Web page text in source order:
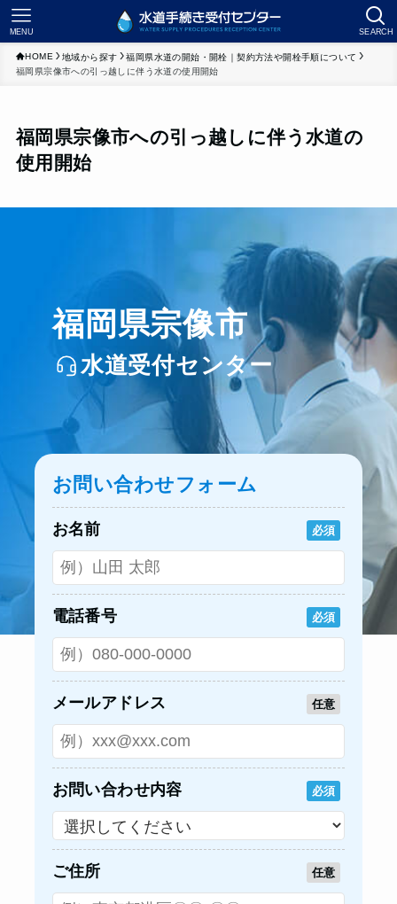
SEARCH
MENU
HOME 地域から探す
福岡県水道の開始・開栓｜契約方法や開栓手順について
福岡県宗像市への引っ越しに伴う水道の使用開始
福岡県宗像市への引っ越しに伴う水道の
使用開始
福岡県宗像市
水道受付センター
お問い合わせフォーム
お名前 必須
電話番号 必須
メールアドレス 任意
お問い合わせ内容 必須
ご住所 任意